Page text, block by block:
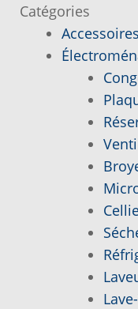
Demande de
Informations
Joindre le
Laveuse
Mon compte
Catégories
Accessoires